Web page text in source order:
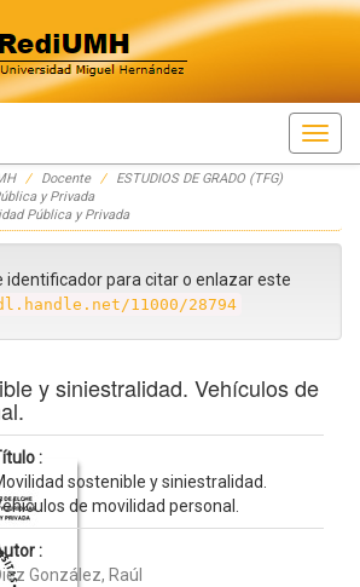
Docente
ESTUDIOS DE GRADO (TFG)
y Privada
Pública y Privada
identificador para citar o enlazar este
11000/28794
y siniestralidad. Vehículos de
:
sostenible y siniestralidad.
de movilidad personal.
:
González, Raúl